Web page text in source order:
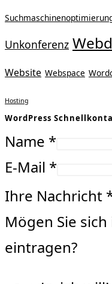
Unkonferenz
Website Webspace
Hosting
WordPress
Name *
E-Mail *
Ihre Nachricht
Mögen Sie
eintragen?